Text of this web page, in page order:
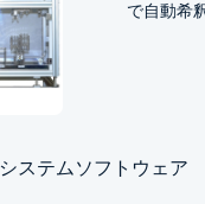
で自動希
システムソフトウェア